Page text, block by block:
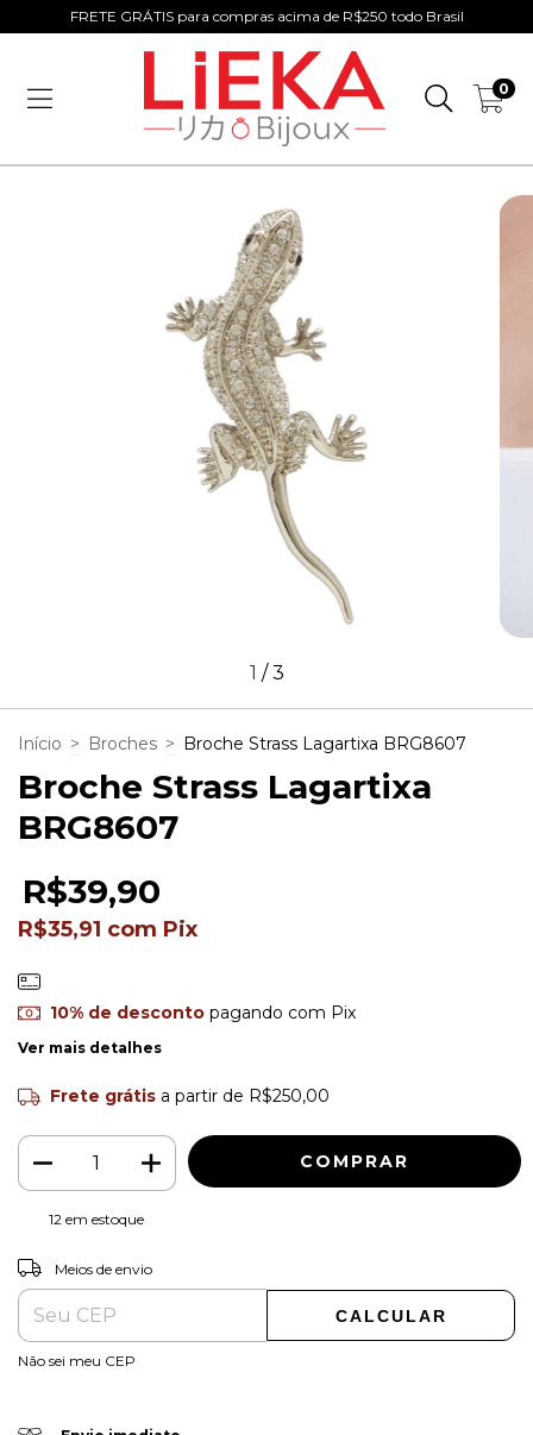
FRETE GRÁTIS para compras acima de R$250 todo Brasil
0
1 /3
Início > Broches > Broche Strass Lagartixa BRG8607
Broche Strass Lagartixa
BRG8607
R$39,90
R$35,91 com Pix
10% de descontopagando com Pix
Ver mais detalhes
Frete grátis a partir de R$250,00
12 em estoque
Entregas para o CEP:
Meios de envio
CALCULAR
Não sei meu CEP